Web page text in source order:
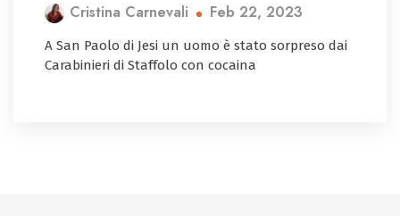
Cristina Carnevali Feb 22, 2023
A San Paolo di Jesi un uomo è stato sorpreso dai
Carabinieri di Staffolo con cocaina